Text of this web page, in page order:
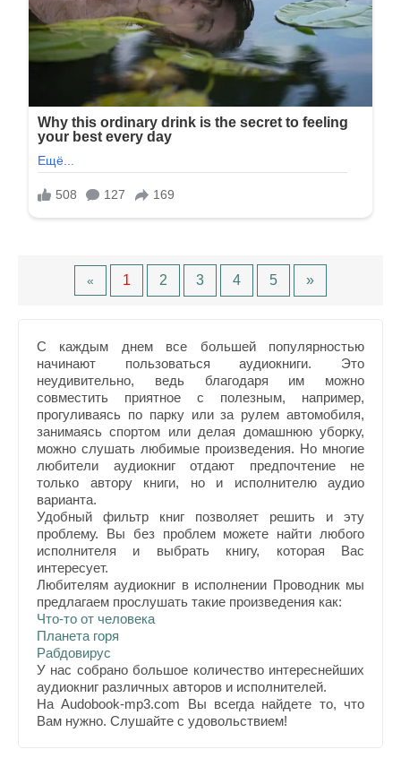
« 1 2 3 4 5 »
С каждым днем все большей популярностью
начинают пользоваться аудиокниги. Это
неудивительно, ведь благодаря им можно
совместить приятное с полезным, например,
прогуливаясь по парку или за рулем автомобиля,
занимаясь спортом или делая домашнюю уборку,
можно слушать любимые произведения. Но многие
любители аудиокниг отдают предпочтение не
только автору книги, но и исполнителю аудио
варианта.
Удобный фильтр книг позволяет решить и эту
проблему. Вы без проблем можете найти любого
исполнителя и выбрать книгу, которая Вас
интересует.
Любителям аудиокниг в исполнении Проводник мы
предлагаем прослушать такие произведения как:
Что-то от человека
Планета горя
Рабдовирус
У нас собрано большое количество интереснейших
аудиокниг различных авторов и исполнителей.
На Audobook-mp3.com Вы всегда найдете то, что
Вам нужно. Слушайте с удовольствием!